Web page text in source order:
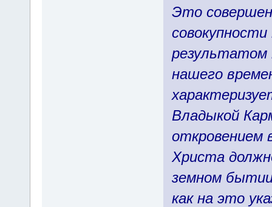
Это
результатом
нашего
Владыкой
откровением
Христа
земном
как на это